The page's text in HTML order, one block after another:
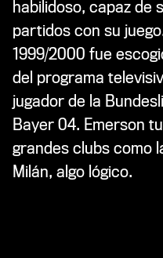
habilidoso, capaz de
partidos con su
1999/2000 fue
del programa
jugador de la
Bayer 04. Emerson
grandes clubs como
Milán, algo lógico.